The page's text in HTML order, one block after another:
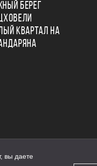
БЕРЕГ
КВАРТАЛ НА
вы даете